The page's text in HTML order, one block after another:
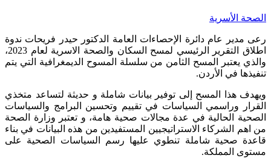
الصحة الأسرية
رعى مدير عام دائرة الإحصاءات العامة الدكتور حيدر فريحات ندوة
اطلاق التقرير الرئيسي لمسح السكان والصحة الاسرية لعام 2023،
والذي يعتبر المسح الثامن من سلسلة المسوح الديمغرافية التي يتم
تنفيذها في الأردن.
ويهدف هذا المسح إلى توفير بيانات شاملة و حديثة لتساعد متخذي
القرار وراسمي السياسات في تقييم وتحسين البرامج والسياسات
الصحية الحالية في عدة مجالات صحية هامة، و تعتبر وزارة الصحة
من اهم الشركاء الاستراتيجيين المستفيدين من هذه البيانات في بناء
قاعدة صحية شاملة تنطوي عليها رسم السياسات الصحية على
مستوى المملكة.